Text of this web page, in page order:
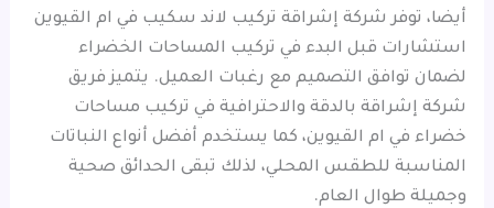
أيضا، توفر شركة إشراقة تركيب لاند سكيب في ام القيوين
استشارات قبل البدء في تركيب المساحات الخضراء
لضمان توافق التصميم مع رغبات العميل. يتميز فريق
شركة إشراقة بالدقة والاحترافية في تركيب مساحات
خضراء في ام القيوين، كما يستخدم أفضل أنواع النباتات
المناسبة للطقس المحلي، لذلك تبقى الحدائق صحية
وجميلة طوال العام.